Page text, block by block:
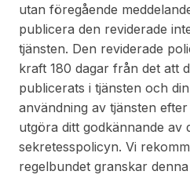
utan föregående
publicera den reviderade
tjänsten. Den reviderade
kraft 180 dagar från det att
publicerats i tjänsten och
användning av tjänsten
utgöra ditt godkännande av
sekretesspolicyn. Vi
regelbundet granskar denna